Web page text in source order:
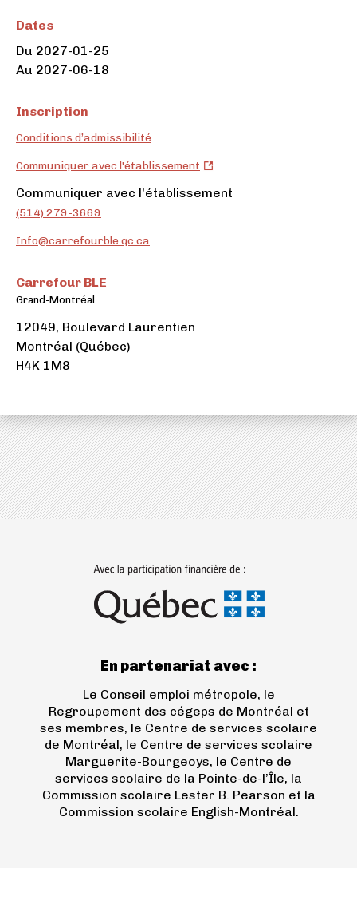
Dates
Du 2027-01-25
Au 2027-06-18
Inscription
Conditions d’admissibilité
Communiquer avec l'établissement Carrefour
Communiquer avec l'établissement
(514) 279-3669
Info@carrefourble.qc.ca
Carrefour BLE
Grand-Montréal
12049, Boulevard Laurentien
Montréal (Québec)
H4K 1M8
En partenariat avec :
Le Conseil emploi métropole, le
Regroupement des cégeps de Montréal et
ses membres, le Centre de services scolaire
de Montréal, le Centre de services scolaire
Marguerite-Bourgeoys, le Centre de
services scolaire de la Pointe-de-l’Île, la
Commission scolaire Lester B. Pearson et la
Commission scolaire English-Montréal.